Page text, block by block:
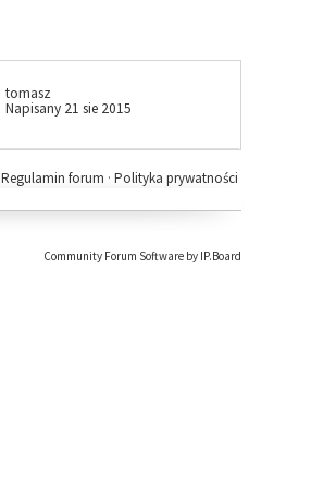
tomasz
Napisany 21 sie 2015
Polityka prywatności
Regulamin forum ·
Community Forum Software by IP.Board